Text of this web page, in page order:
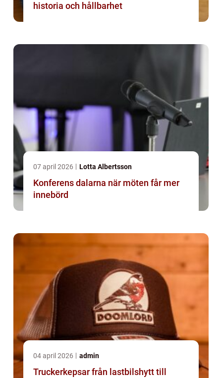
historia och hållbarhet
07 april 2026 Lotta Albertsson
Konferens dalarna när möten får mer
innebörd
04 april 2026 admin
Truckerkepsar från lastbilshytt till